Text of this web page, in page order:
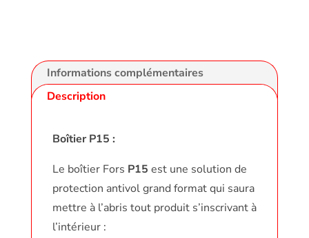
Description
Informations complémentaires
Boîtier P15 :
Le boîtier Fors P15 est une solution de
protection antivol grand format qui saura
mettre à l’abris tout produit s’inscrivant à
l’intérieur :